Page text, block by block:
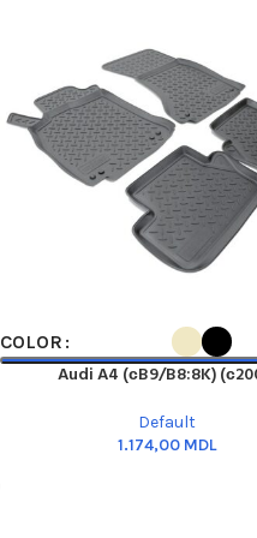
SELECT OPTIONS
COLOR
Audi A4 (сB9/B8:8K)
Default
MDL